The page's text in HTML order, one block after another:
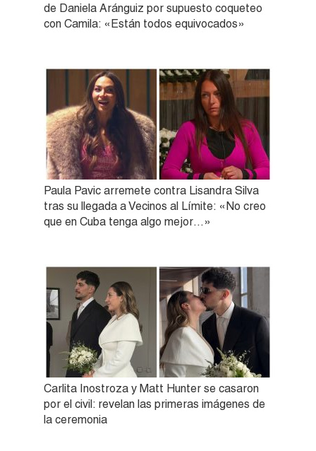
de Daniela Aránguiz por supuesto coqueteo
con Camila: «Están todos equivocados»
Paula Pavic arremete contra Lisandra Silva
tras su llegada a Vecinos al Límite: «No creo
que en Cuba tenga algo mejor…»
Carlita Inostroza y Matt Hunter se casaron
por el civil: revelan las primeras imágenes de
la ceremonia